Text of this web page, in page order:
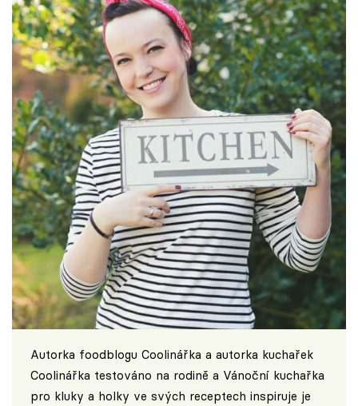
Autorka foodblogu Coolinářka a autorka kuchařek
Coolinářka testováno na rodině a Vánoční kuchařka
pro kluky a holky ve svých receptech inspiruje je